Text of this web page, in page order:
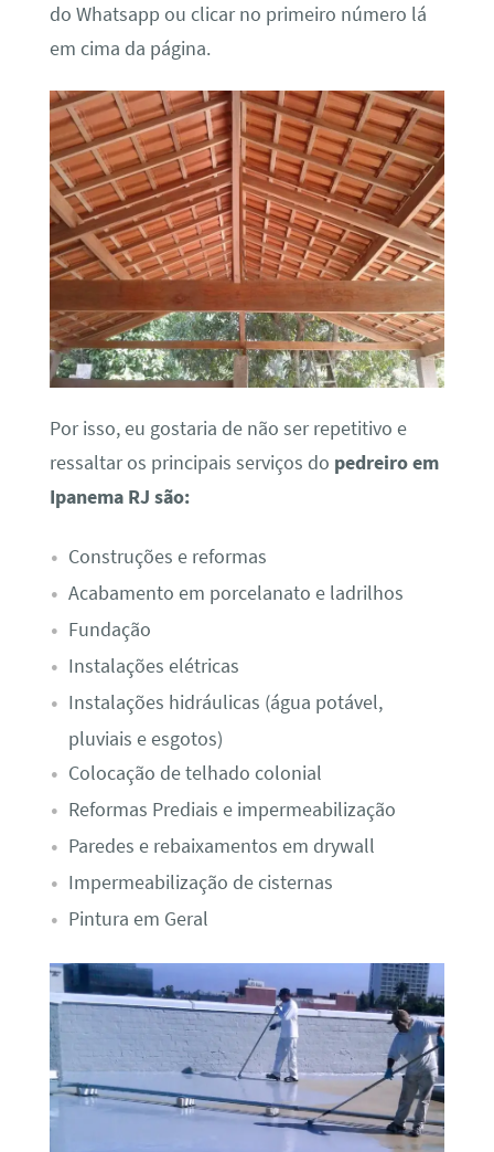
do Whatsapp ou clicar no primeiro número lá
em cima da página.
Por isso, eu gostaria de não ser repetitivo e
ressaltar os principais serviços do pedreiro em
Ipanema RJ são:
Construções e reformas
Acabamento em porcelanato e ladrilhos
Fundação
Instalações elétricas
Instalações hidráulicas (água potável,
pluviais e esgotos)
Colocação de telhado colonial
Reformas Prediais e impermeabilização
Paredes e rebaixamentos em drywall
Impermeabilização de cisternas
Pintura em Geral